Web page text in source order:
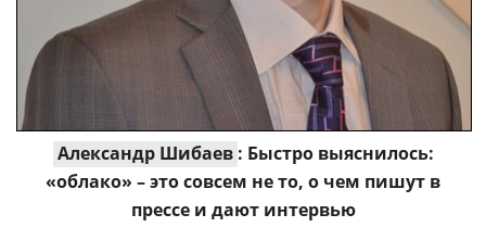
Александр Шибаев : Быстро выяснилось:
«облако» – это совсем не то, о чем пишут в
прессе и дают интервью